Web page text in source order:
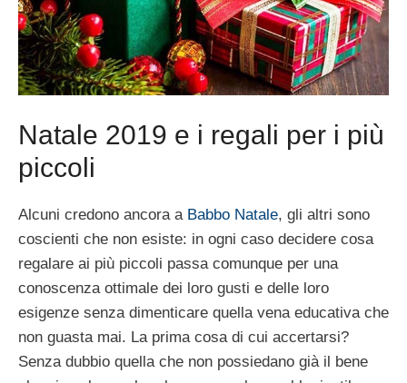
Natale 2019 e i regali per i più
piccoli
Alcuni credono ancora a Babbo Natale, gli altri sono
coscienti che non esiste: in ogni caso decidere cosa
regalare ai più piccoli passa comunque per una
conoscenza ottimale dei loro gusti e delle loro
esigenze senza dimenticare quella vena educativa che
non guasta mai. La prima cosa di cui accertarsi?
Senza dubbio quella che non possiedano già il bene